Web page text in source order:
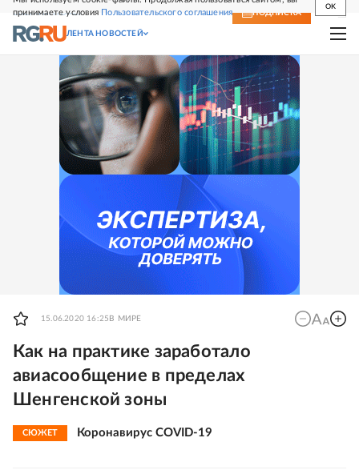
принимаете условия Пользовательского соглашения
OK
СВЕЖИЙ НОМЕР ПОДПИСКА
ЛЕНТА НОВОСТЕЙ
15.06.2020 16:25 В МИРЕ
Как на практике заработало
авиасообщение в пределах
Шенгенской зоны
СЮЖЕТ Коронавирус COVID-19